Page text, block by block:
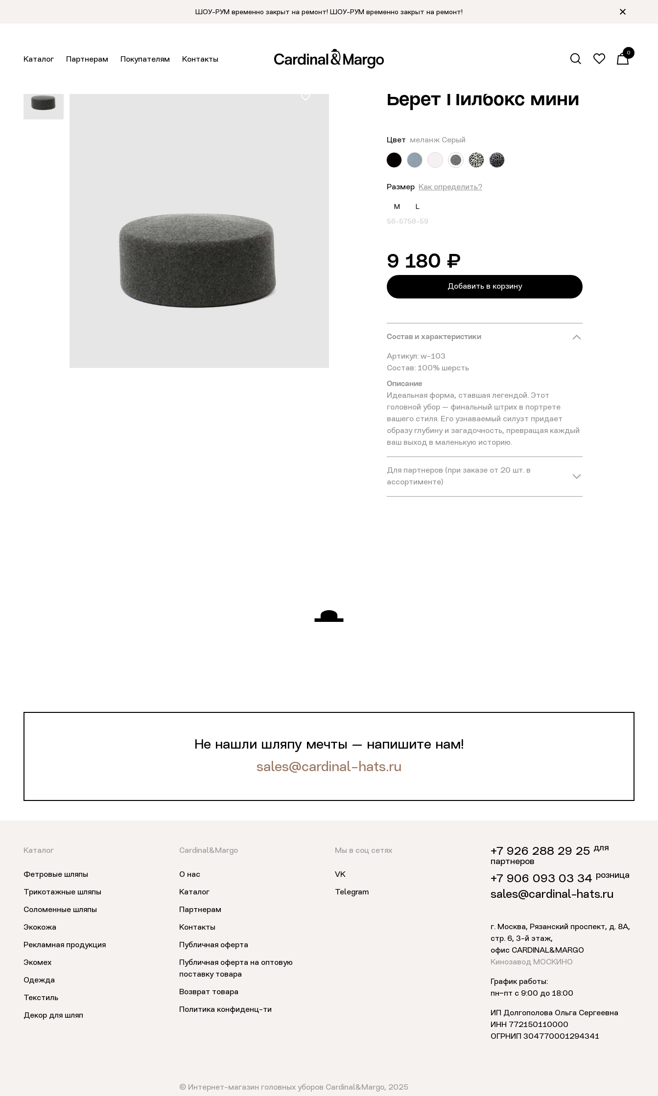
ШОУ-РУМ временно закрыт на ремонт! ШОУ-РУМ временно закрыт на ремонт!
Каталог Партнерам Покупателям Контакты
0
Берет Пилбокс мини
Цвет меланж Серый
Размер Как определить?
M
56-57
L
58-59
9 180 ₽
Добавить в корзину
Состав и характеристики
Артикул: w-103
Состав: 100% шерсть
Описание
Идеальная форма, ставшая легендой. Этот
головной убор — финальный штрих в портрете
вашего стиля. Его узнаваемый силуэт придает
образу глубину и загадочность, превращая каждый
ваш выход в маленькую историю.
Для партнеров (при заказе от 20 шт. в
ассортименте)
Не нашли шляпу мечты — напишите нам!
sales@cardinal-hats.ru
Каталог
Фетровые шляпы
Трикотажные шляпы
Соломенные шляпы
Экокожа
Рекламная продукция
Экомех
Одежда
Текстиль
Декор для шляп
Cardinal&Margo
О нас
Каталог
Партнерам
Контакты
Публичная оферта
Публичная оферта на оптовую
поставку товара
Возврат товара
Политика конфиденц-ти
Мы в соц сетях
VK
Telegram
+7 926 288 29 25 для
партнеров
+7 906 093 03 34 розница
sales@cardinal-hats.ru
г. Москва, Рязанский проспект, д. 8А,
стр. 6, 3-й этаж,
офис CARDINAL&MARGO
Кинозавод МОСКИНО
График работы:
пн−пт с 9:00 до 18:00
ИП Долгополова Ольга Сергеевна
ИНН 772150110000
ОГРНИП 304770001294341
© Интернет-магазин головных уборов Cardinal&Margo, 2025